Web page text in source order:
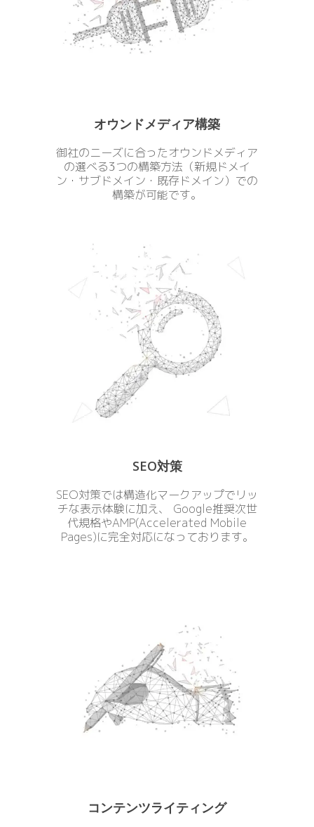
オウンドメディア構築
御社のニーズに合ったオウンドメディア
の選べる3つの構築方法（新規ドメイ
ン・サブドメイン・既存ドメイン）での
構築が可能です。
SEO対策
SEO対策では構造化マークアップでリッ
チな表示体験に加え、 Google推奨次世
代規格やAMP(Accelerated Mobile
Pages)に完全対応になっております。
コンテンツライティング